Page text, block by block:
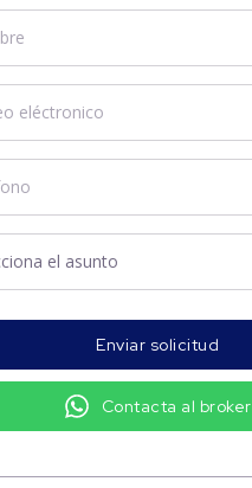
Enviar solicitud
Contacta al broker